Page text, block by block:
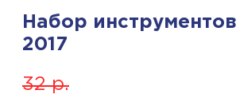
Набор инструментов
2017
32р.